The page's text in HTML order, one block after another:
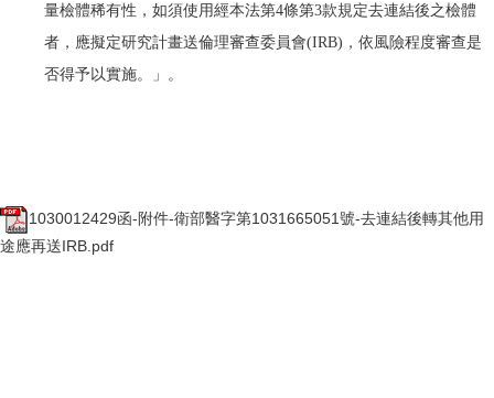
量檢體稀有性，如須使用經本法第4條第3款規定去連結後之檢體
者，應擬定研究計畫送倫理審查委員會(IRB)，依風險程度審查是
否得予以實施。」。
1030012429函-附件-衛部醫字第1031665051號-去連結後轉其他用
途應再送IRB.pdf